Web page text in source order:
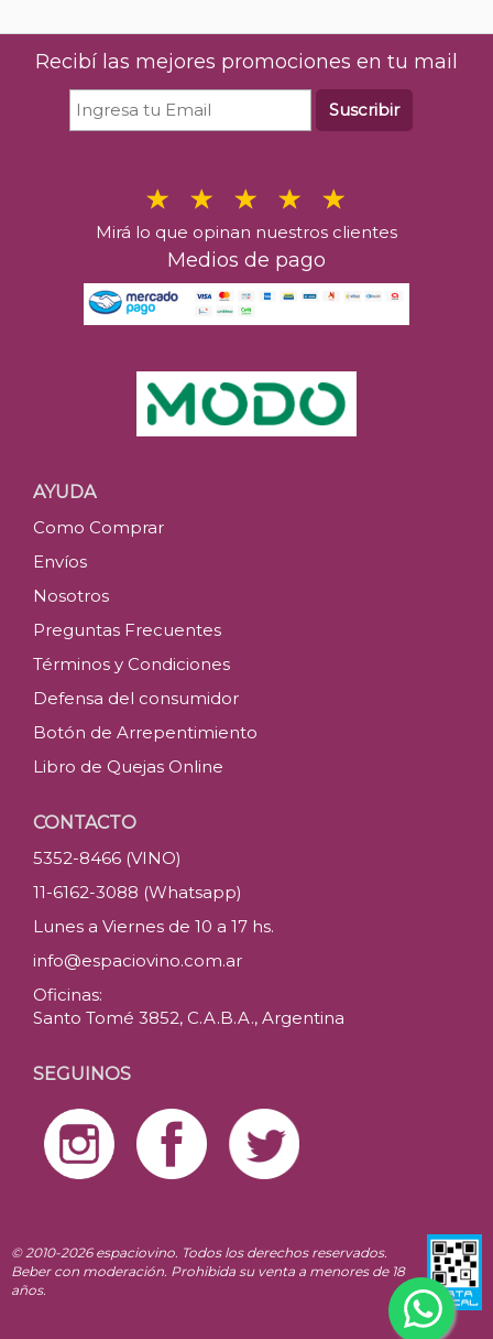
Recibí las mejores promociones en tu mail
Suscribir
Mirá lo que opinan nuestros clientes
Medios de pago
AYUDA
Como Comprar
Envíos
Nosotros
Preguntas Frecuentes
Términos y Condiciones
Defensa del consumidor
Botón de Arrepentimiento
Libro de Quejas Online
CONTACTO
5352-8466 (VINO)
11-6162-3088 (Whatsapp)
Lunes a Viernes de 10 a 17 hs.
info@espaciovino.com.ar
Oficinas:
Santo Tomé 3852, C.A.B.A., Argentina
SEGUINOS
© 2010-2026 espaciovino. Todos los derechos reservados.
Beber con moderación. Prohibida su venta a menores de 18
años.